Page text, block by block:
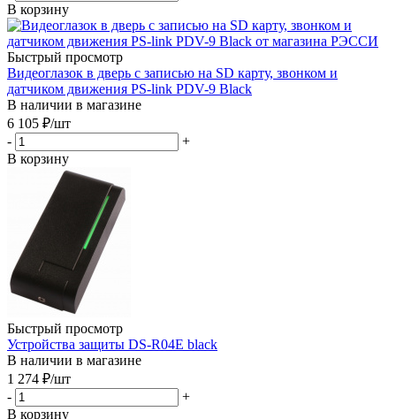
В корзину
Быстрый просмотр
Видеоглазок в дверь с записью на SD карту, звонком и
датчиком движения PS-link PDV-9 Black
В наличии в магазине
6 105 ₽/шт
-
+
В корзину
Быстрый просмотр
Устройства защиты DS-R04E black
В наличии в магазине
1 274 ₽/шт
-
+
В корзину